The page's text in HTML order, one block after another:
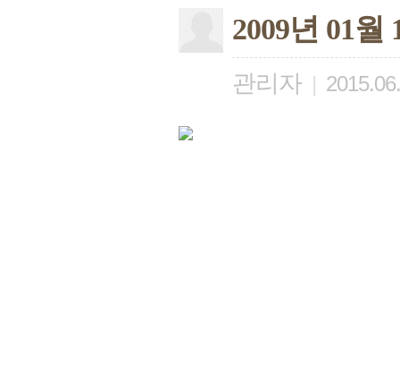
2009년 01
관리자 |